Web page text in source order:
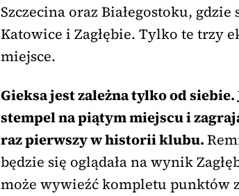
Szczecina oraz Białegostoku,
Katowice i Zagłębie. Tylko te trzy
miejsce.
Gieksa jest zależna tylko od
stempel na piątym miejscu i
raz pierwszy w historii klubu.
będzie się oglądała na wynik
może wywieźć kompletu punktów